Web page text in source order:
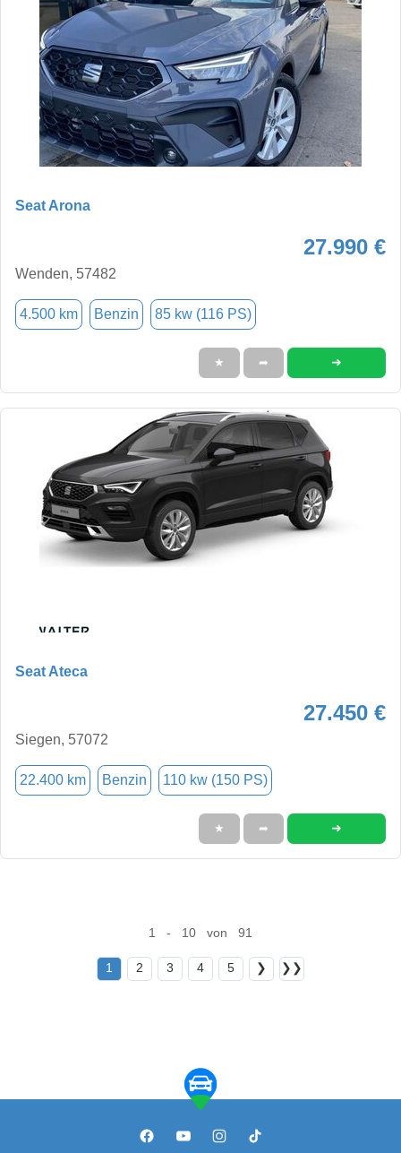
Seat Arona
27.990 €
Wenden, 57482
4.500 km Benzin 85 kw (116 PS)
★ ➦ ➜
Seat Ateca
27.450 €
Siegen, 57072
22.400 km Benzin 110 kw (150 PS)
★ ➦ ➜
1 - 10 von 91
1 2 3 4 5 ❯ ❯❯